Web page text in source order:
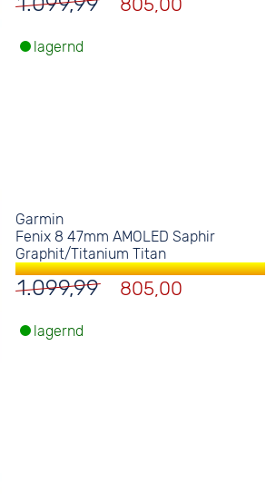
805,00
lagernd
Garmin
Fenix 8 47mm AMOLED Saphir
Graphit/Titanium Titan
1.099,99 805,00
lagernd